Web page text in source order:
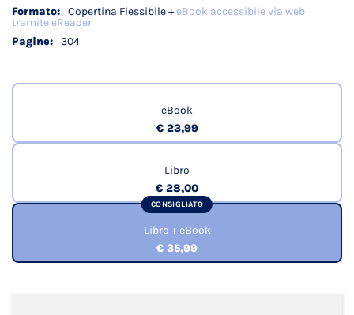
Copertina Flessibile +eBook accessibile via web
tramite eReader
304
eBook
€ 23,99
Libro
€ 28,00
CONSIGLIATO
Libro + eBook
€ 35,99